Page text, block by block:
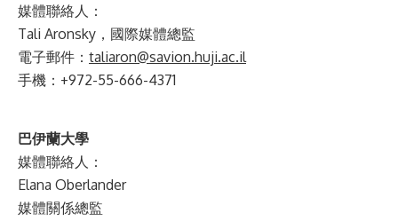
媒體聯絡人：
Tali Aronsky，國際媒體總監
電子郵件： taliaron@savion.huji.ac.il
手機：+972-55-666-4371
巴伊蘭大學
媒體聯絡人：
Elana Oberlander
媒體關係總監